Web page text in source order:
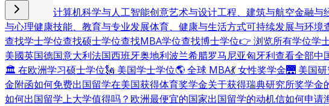
商业与管理 计算机科学与人工智能创意艺术与设计工程、建筑与航空金融与
与心理健康技能、教育与专业发展体育、健康与生活方式可持续发展与环境
查找学士学位查找硕士学位查找MBA学位查找博士学位👉 浏览所有学位学
美國英国德国意大利法国西班牙奥地利波兰希腊罗马尼亚匈牙利查看全部中
🏛 在欧洲学习硕士学位🗽 美国学士学位🌎 全球 MBA💃 女性奖学金🌉 美国
金附函如何免费出国留学在美国获得体育奖学金关于获得瑞典研究所奖学金
如何出国留学上大学值得吗？ 欧洲最便宜的国家出国留学的动机信如何申请